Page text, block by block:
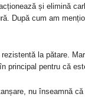
și elimină
După cum am
la pătare.
principal pentru că
nu înseamnă